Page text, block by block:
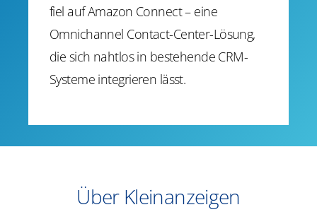
fiel auf Amazon Connect – eine
Omnichannel Contact-Center-Lösung,
die sich nahtlos in bestehende CRM-
Systeme integrieren lässt.​
​​Über Kleinanzeigen​